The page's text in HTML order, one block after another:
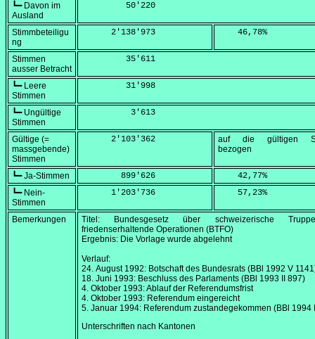
┗━ Davon im
Ausland
         50'220
Stimmbeteiligu
ng
      2'138'973
    46,78
%
Stimmen
ausser Betracht
         35'611
┗━ Leere
Stimmen
         31'998
┗━ Ungültige
Stimmen
          3'613
Gültige (=
massgebende)
Stimmen
      2'103'362
auf die gültigen
bezogen
┗━ Ja-Stimmen
        899'626
    42,77
%
┗━ Nein-
Stimmen
      1'203'736
    57,23
%
Bemerkungen
Titel: Bundesgesetz über schweizerische
friedenserhaltende Operationen (BTFO)
Ergebnis: Die Vorlage wurde abgelehnt
Verlauf:
24. August 1992: Botschaft des Bundesrats (BBl 1992 V
18. Juni 1993: Beschluss des Parlaments (BBl 1993 II 897)
4. Oktober 1993: Ablauf der Referendumsfrist
4. Oktober 1993: Referendum eingereicht
5. Januar 1994: Referendum zustandegekommen (BBl 1994
Unterschriften nach Kantonen